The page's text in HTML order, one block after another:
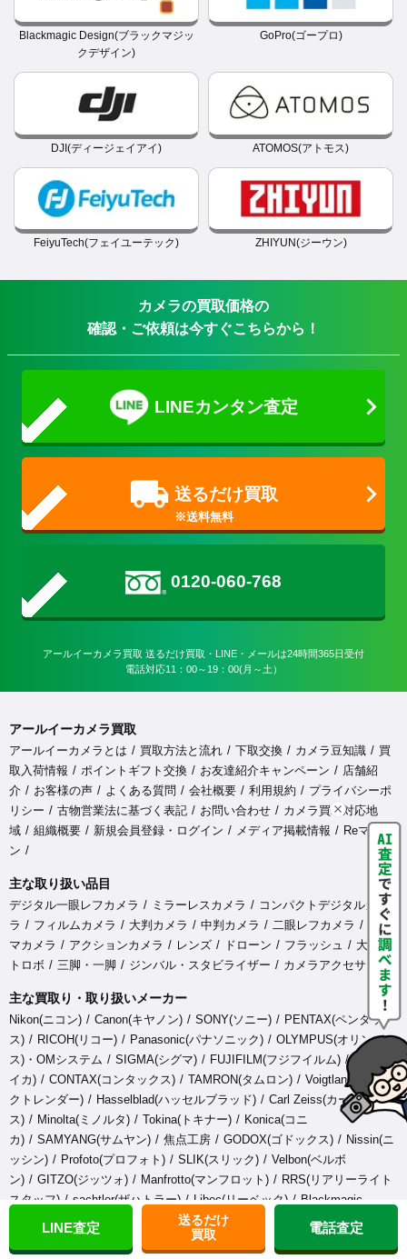
Blackmagic Design(ブラックマジッ
クデザイン)
GoPro(ゴープロ)
DJI(ディージェイアイ) ATOMOS(アトモス)
FeiyuTech(フェイユーテック) ZHIYUN(ジーウン)
カメラの買取価格の
確認・ご依頼は今すぐこちらから！
LINEカンタン査定
送るだけ買取
0120-060-768
アールイーカメラ買取 送るだけ買取・LINE・メールは24時間365日受付
電話対応11：00～19：00(月～土）
アールイーカメラ買取
アールイーカメラとは 買取方法と流れ 下取交換 カメラ豆知識
買
取入荷情報
ポイントギフト交換 お友達紹介キャンペーン
店舗紹
介
お客様の声 よくある質問 会社概要 利用規約
プライバシーポ
リシー
古物営業法に基づく表記 お問い合わせ
カメラ買取対応地
域
組織概要 新規会員登録・ログイン メディア掲載情報
Reマガジ
ン
主な取り扱い品目
デジタル一眼レフカメラ ミラーレスカメラ
コンパクトデジタルカメ
ラ
フィルムカメラ 大判カメラ 中判カメラ 二眼レフカメラ
シネ
マカメラ
アクションカメラ レンズ ドローン フラッシュ
大型ス
トロボ
三脚・一脚 ジンバル・スタビライザー カメラアクセサリ
主な買取り・取り扱いメーカー
Nikon(ニコン) Canon(キヤノン) SONY(ソニー)
PENTAX(ペンタック
ス)
RICOH(リコー) Panasonic(パナソニック)
OLYMPUS(オリンパ
ス)・OMシステム
SIGMA(シグマ) FUJIFILM(フジフイルム)
Leica(ラ
イカ)
CONTAX(コンタックス) TAMRON(タムロン)
Voigtlander(フォ
クトレンダー)
Hasselblad(ハッセルブラッド)
Carl Zeiss(カールツァイ
ス)
Minolta(ミノルタ) Tokina(トキナー)
Konica(コニ
カ)
SAMYANG(サムヤン) 焦点工房 GODOX(ゴドックス)
Nissin(ニ
ッシン)
Profoto(プロフォト) SLIK(スリック)
Velbon(ベルボ
ン)
GITZO(ジッツォ) Manfrotto(マンフロット)
RRS(リアリーライト
スタッフ)
sachtler(ザハトラー) Libec(リーベック)
Blackmagic
Design(ブラックマジックデザイン)
GoPro(ゴープロ)
DJI(ディージェ
FeiyuTech(フェイユーテッ
LINE査定
送るだけ
買取
電話査定